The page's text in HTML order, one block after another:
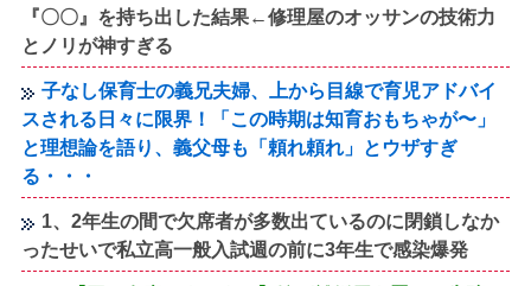
『〇〇』を持ち出した結果←修理屋のオッサンの技術力
とノリが神すぎる
子なし保育士の義兄夫婦、上から目線で育児アドバイ
スされる日々に限界！「この時期は知育おもちゃが〜」
と理想論を語り、義父母も「頼れ頼れ」とウザすぎ
る・・・
1、2年生の間で欠席者が多数出ているのに閉鎖しなか
ったせいで私立高一般入試週の前に3年生で感染爆発